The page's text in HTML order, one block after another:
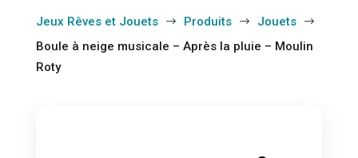
Jeux Rêves et Jouets $ Produits $ Jouets $
Boule à neige musicale – Après la pluie – Moulin
Roty